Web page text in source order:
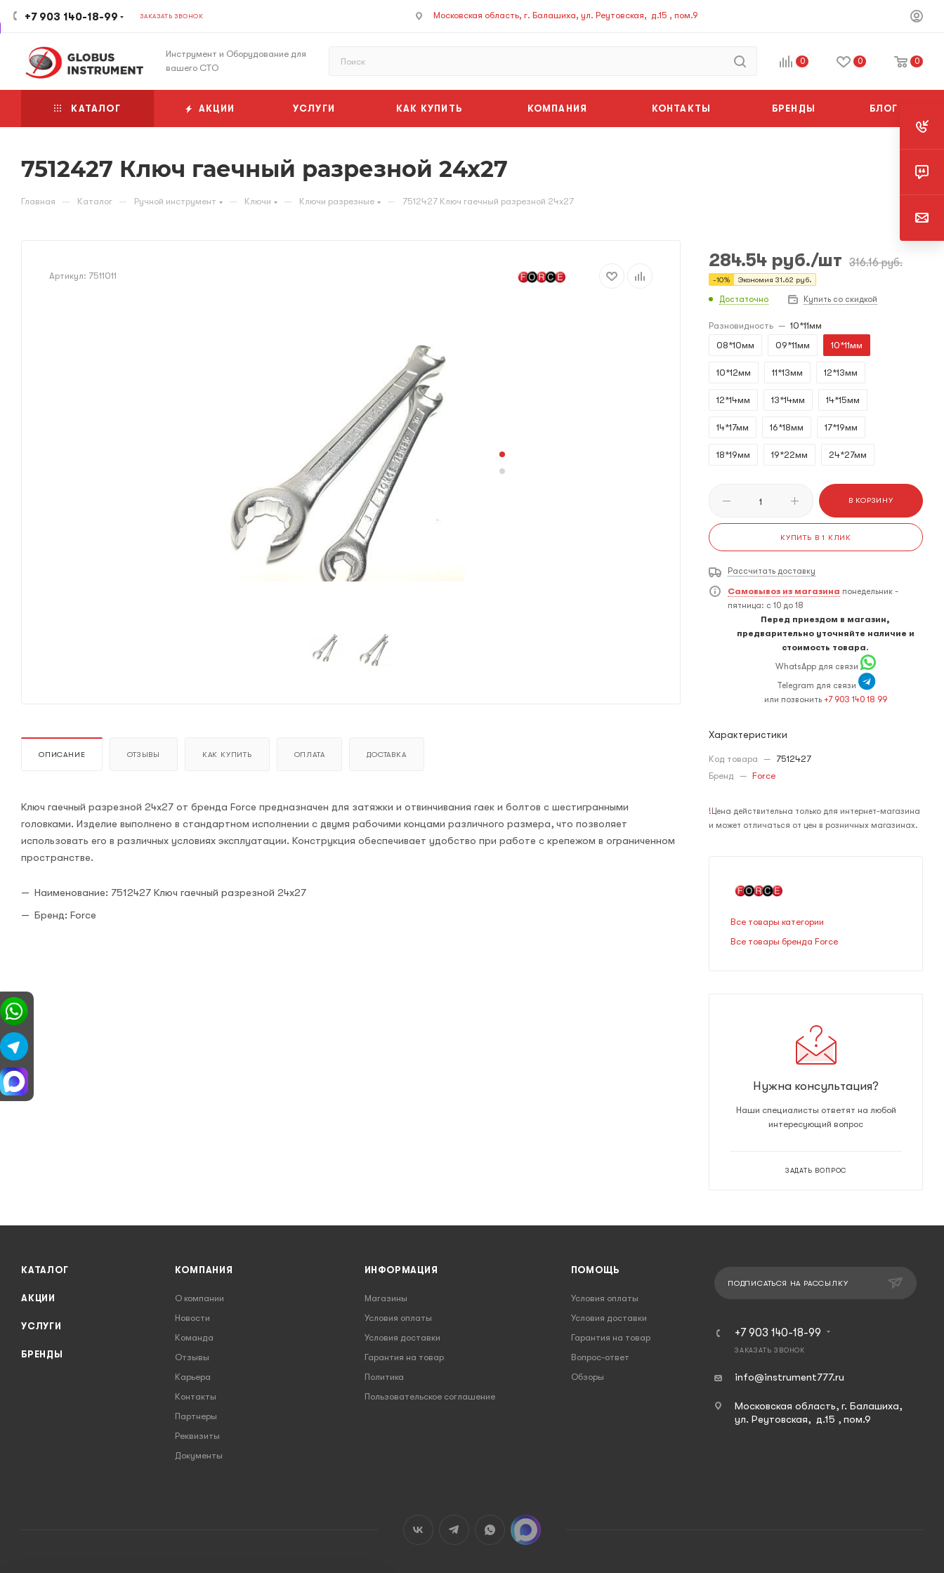
+7 903 140-18-99 ЗАКАЗАТЬ ЗВОНОК Московская область, г. Балашиха, ул. Реутовская, д.15 , пом.9
Инструмент и Оборудование для
вашего СТО
0 0 0
КАТАЛОГ АКЦИИ УСЛУГИ КАК КУПИТЬ КОМПАНИЯ КОНТАКТЫ БРЕНДЫ БЛОГ
7512427 Ключ гаечный разрезной 24х27
Главная — Каталог — Ручной инструмент — Ключи — Ключи разрезные — 7512427 Ключ гаечный разрезной 24х27
Артикул: 7511011
ОПИСАНИЕ ОТЗЫВЫ КАК КУПИТЬ ОПЛАТА ДОСТАВКА
Ключ гаечный разрезной 24х27 от бренда Force предназначен для затяжки и отвинчивания гаек и болтов с шестигранными
головками. Изделие выполнено в стандартном исполнении с двумя рабочими концами различного размера, что позволяет
использовать его в различных условиях эксплуатации. Конструкция обеспечивает удобство при работе с крепежом в ограниченном
пространстве.
Наименование: 7512427 Ключ гаечный разрезной 24х27
Бренд: Force
284.54 руб./шт 316.16руб.
-10% Экономия 31.62 руб.
Достаточно Купить со скидкой
Разновидность — 10*11мм
08*10мм
09*11мм 10*11мм
10*12мм 11*13мм 12*13мм
12*14мм 13*14мм 14*15мм
14*17мм 16*18мм 17*19мм
18*19мм 19*22мм 24*27мм
В КОРЗИНУ
КУПИТЬ В 1 КЛИК
Рассчитать доставку
Самовывоз из магазина понедельник -
пятница: с 10 до 18
Перед приездом в магазин,
предварительно уточняйте наличие и
стоимость товара.
WhatsApp для связи
Telegram для связи
или позвонить +7 903 140 18 99
Характеристики
Код товара — 7512427
Бренд — Force
! Цена действительна только для интернет-магазина
и может отличаться от цен в розничных магазинах.
Все товары категории
Все товары бренда Force
Нужна консультация?
Наши специалисты ответят на любой
интересующий вопрос
ЗАДАТЬ ВОПРОС
КАТАЛОГ
АКЦИИ
УСЛУГИ
БРЕНДЫ
КОМПАНИЯ
О компании
Новости
Команда
Отзывы
Карьера
Контакты
Партнеры
Реквизиты
Документы
ИНФОРМАЦИЯ
Магазины
Условия оплаты
Условия доставки
Гарантия на товар
Политика
Пользовательское соглашение
ПОМОЩЬ
Условия оплаты
Условия доставки
Гарантия на товар
Вопрос-ответ
Обзоры
ПОДПИСАТЬСЯ НА РАССЫЛКУ
+7 903 140-18-99
ЗАКАЗАТЬ ЗВОНОК
info@instrument777.ru
Московская область, г. Балашиха,
ул. Реутовская, д.15 , пом.9